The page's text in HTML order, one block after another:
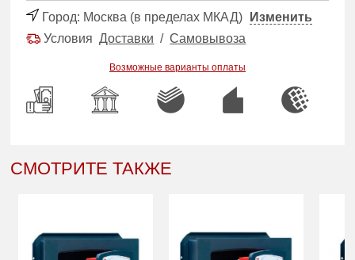
Город: Москва (в пределах МКАД)
Изменить
УсловияДоставки /Самовывоза
Возможные варианты оплаты
СМОТРИТЕ ТАКЖЕ